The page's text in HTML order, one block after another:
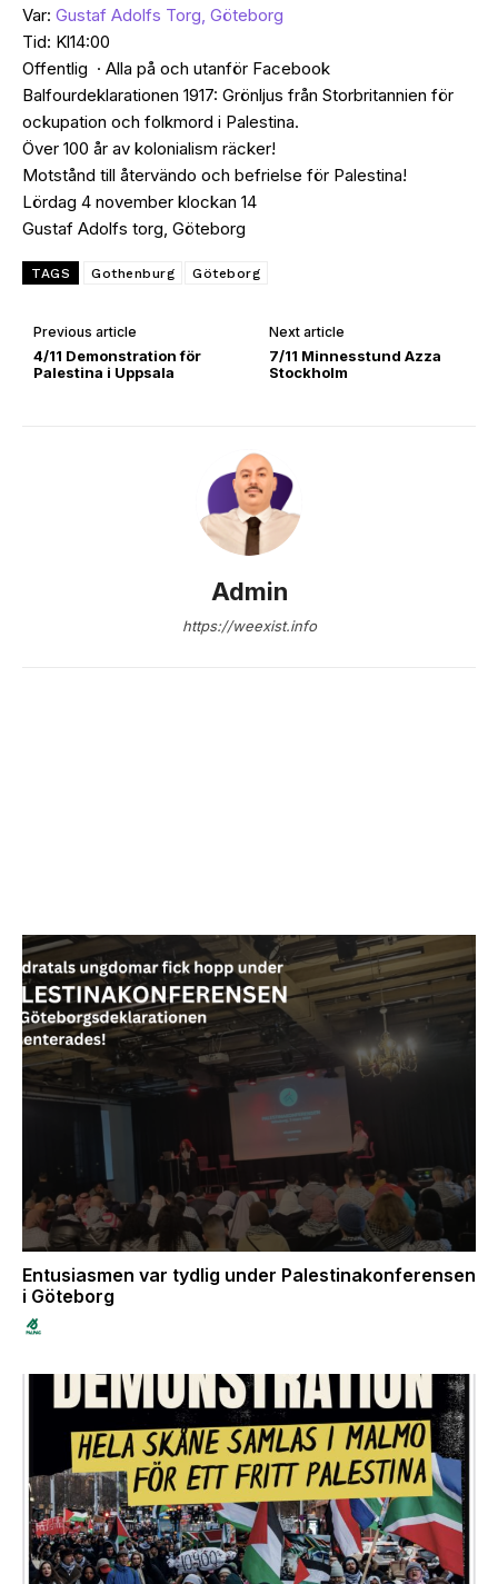
Var: Gustaf Adolfs Torg, Göteborg
Tid: Kl14:00
Offentlig · Alla på och utanför Facebook
Balfourdeklarationen 1917: Grönljus från Storbritannien för
ockupation och folkmord i Palestina.
Över 100 år av kolonialism räcker!
Motstånd till återvändo och befrielse för Palestina!
Lördag 4 november klockan 14
Gustaf Adolfs torg, Göteborg
TAGS Gothenburg Göteborg
Previous article
4/11 Demonstration för
Palestina i Uppsala
Next article
7/11 Minnesstund Azza
Stockholm
Admin
https://weexist.info
Entusiasmen var tydlig under Palestinakonferensen
i Göteborg